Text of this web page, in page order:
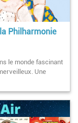
Philharmonie
le monde fascinant
Une